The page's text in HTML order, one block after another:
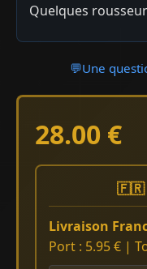
Quelques
💬Une
28.00 €
🇫🇷
Livraison
Port : 5.95 € |